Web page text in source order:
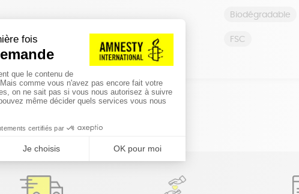
Biodégradable
FSC
réinitialiser les filtres